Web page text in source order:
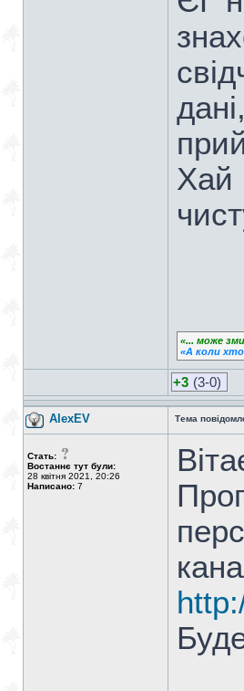
Хай
«... може
«А коли
+3 (3-0)
AlexEV Тема
Стать:
Востаннє тут були:
28 квітня 2021, 20:26
Написано: 7